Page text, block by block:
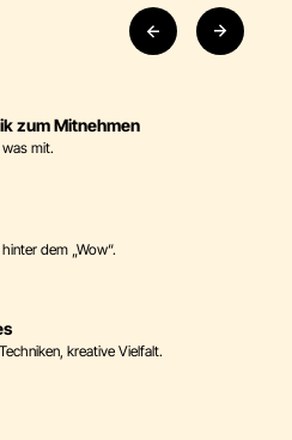
zum Mitnehmen
was mit.
dem „Wow“.
kreative Vielfalt.